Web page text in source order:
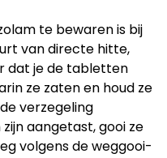
te bewaren is bij
van directe hitte,
dat je de tabletten
ze zaten en houd ze
verzegeling
aangetast, gooi ze
volgens de weggooi-